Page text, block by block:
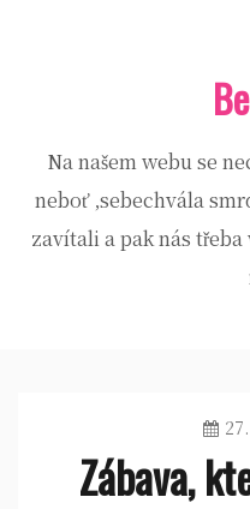
Na našem webu se
neboť ‚sebechvála
zavítali a pak nás
Zábava,